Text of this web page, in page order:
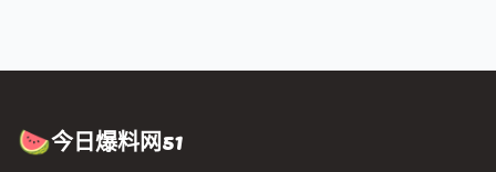
🍉今日爆料网51